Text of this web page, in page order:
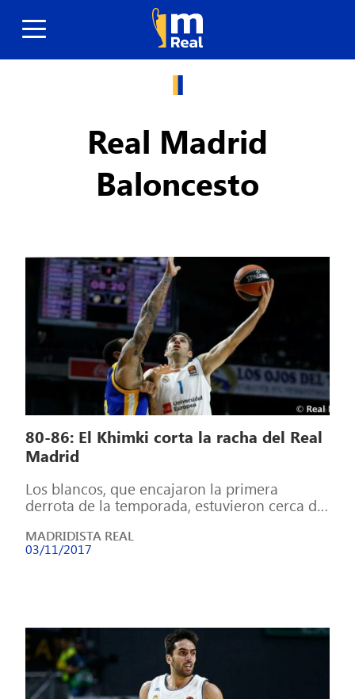
Real Madrid
Baloncesto
80-86: El Khimki corta la racha del Real
Madrid
Los blancos, que encajaron la primera
derrota de la temporada, estuvieron cerca de
MADRIDISTA REAL
03/11/2017